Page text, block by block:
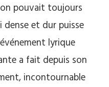
on pouvait toujours
dense et dur puisse
lyrique
a fait depuis son
incontournable